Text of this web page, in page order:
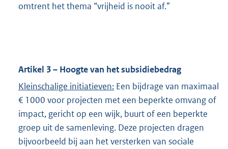
omtrent het thema “vrijheid is nooit af.”
Artikel 3 – Hoogte van het subsidiebedrag
Kleinschalige initiatieven: Een bijdrage van maximaal
€ 1000 voor projecten met een beperkte omvang of
impact, gericht op een wijk, buurt of een beperkte
groep uit de samenleving. Deze projecten dragen
bijvoorbeeld bij aan het versterken van sociale